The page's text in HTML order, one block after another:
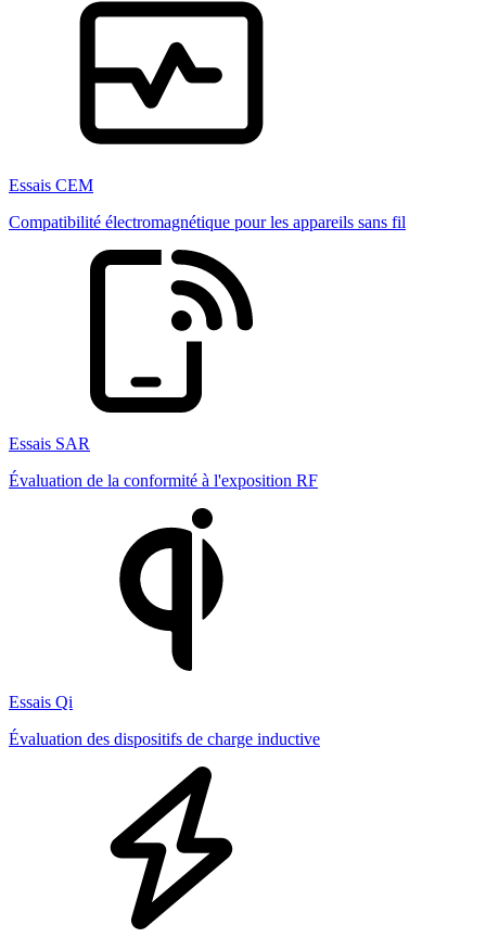
Essais CEM
Compatibilité électromagnétique pour les appareils sans fil
Essais SAR
Évaluation de la conformité à l'exposition RF
Essais Qi
Évaluation des dispositifs de charge inductive